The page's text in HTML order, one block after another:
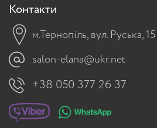
Контакти
м.Тернопіль, вул. Руська, 15
salon-elana@ukr.net
+38 050 377 26 37